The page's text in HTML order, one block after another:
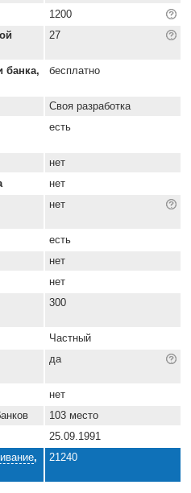
1200
27
банка,
бесплатно
Своя разработка
есть
нет
нет
нет
есть
нет
нет
300
Частный
да
нет
103 место
25.09.1991
,
21240